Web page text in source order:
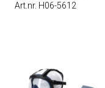
Art.nr. H06-5612